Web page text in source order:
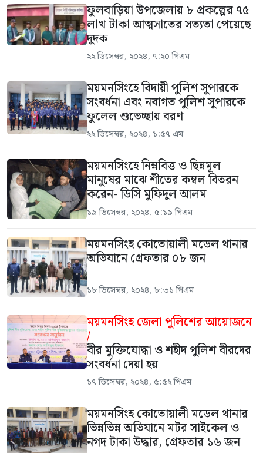
ফুলবাড়িয়া উপজেলায় ৮ প্রকল্পের ৭৫
লাখ টাকা আত্মসাতের সত্যতা পেয়েছে
দুদক
২২ ডিসেম্বর, ২০২৪, ৭:২০ পিএম
ময়মনসিংহে বিদায়ী পুলিশ সুপারকে
সংবর্ধনা এবং নবাগত পুলিশ সুপারকে
ফুলেল শুভেচ্ছায় বরণ
২২ ডিসেম্বর, ২০২৪, ১:৫৭ এম
ময়মনসিংহে নিম্নবিত্ত ও ছিন্নমূল
মানুষের মাঝে শীতের কম্বল বিতরন
করেন- ডিসি মুফিদুল আলম
১৯ ডিসেম্বর, ২০২৪, ৫:১৯ পিএম
ময়মনসিংহ কোতোয়ালী মডেল থানার
অভিযানে গ্রেফতার ০৮ জন
১৮ ডিসেম্বর, ২০২৪, ৮:৩১ পিএম
ময়মনসিংহ জেলা পুলিশের আয়োজনে
/
বীর মুক্তিযোদ্ধা ও শহীদ পুলিশ বীরদের
সংবর্ধনা দেয়া হয়
১৭ ডিসেম্বর, ২০২৪, ৫:৫২ পিএম
ময়মনসিংহ কোতোয়ালী মডেল থানার
ভিন্নভিন্ন অভিযানে মটর সাইকেল ও
নগদ টাকা উদ্ধার, গ্রেফতার ১৬ জন